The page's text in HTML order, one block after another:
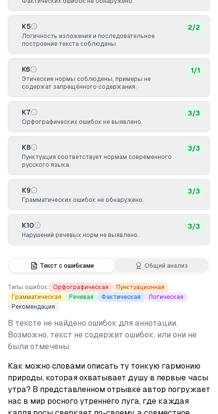
Текст с ошибками Общий анализ
Типы ошибок: Орфографическая
Пунктуационная
Грамматическая
Речевая Фактическая
Логическая
Рекомендация
В тексте не найдено ошибок для аннотации.
Возможно, текст не содержит ошибок, или они не
были отмечены.
Как можно словами описать ту тонкую гармонию
природы, которая охватывает душу в первые часы
утра? В представленном отрывке автор погружает
нас в мир росного утреннего луга, где каждая
К5
Логичность изложения и последовательное
построение текста соблюдены.
2/2
К6
Этические нормы соблюдены, примеры не
содержат запрещённого содержания.
1/1
К7
Орфографических ошибок не выявлено.
3/3
К8
Пунктуация соответствует нормам современного
русского языка.
3/3
К9
Грамматических ошибок не обнаружено.
3/3
К10
Нарушений речевых норм не выявлено.
3/3